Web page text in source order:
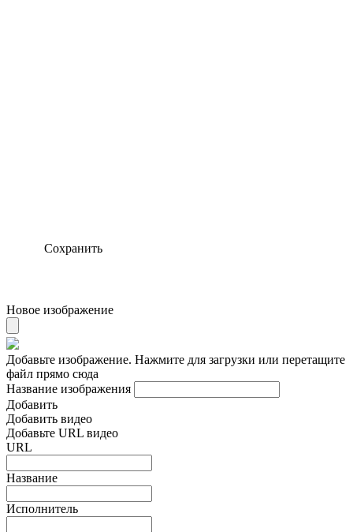
Сохранить
Новое изображение
Добавьте изображение. Нажмите для загрузки или перетащите
файл прямо сюда
Название изображения
Добавить
Добавить видео
Добавьте URL видео
URL
Название
Исполнитель